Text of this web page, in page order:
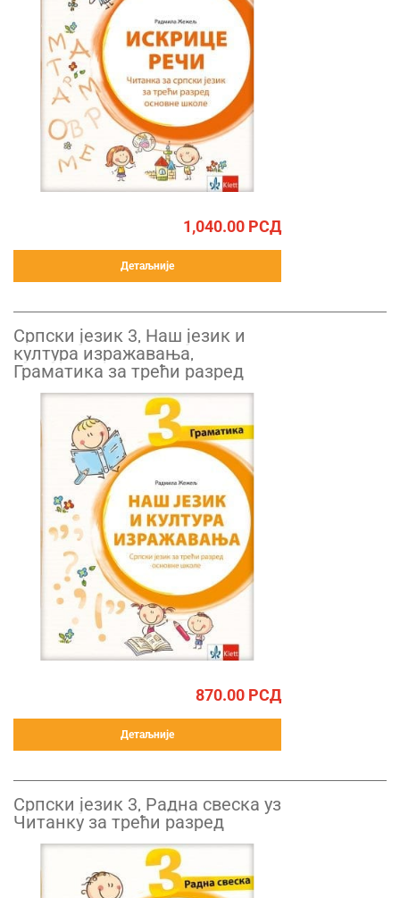
1,040.00 РСД
Детаљније
Српски језик 3, Наш језик и
култура изражавања,
Граматика за трећи разред
870.00 РСД
Детаљније
Српски језик 3, Радна свеска уз
Читанку за трећи разред